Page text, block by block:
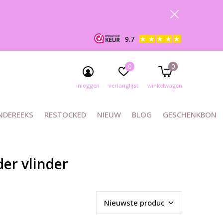
RESTOCKED NIEUW BLOG GESCHENKBON
inloggen verlanglijst
0
winkelwagen
0
9.7
vlinder